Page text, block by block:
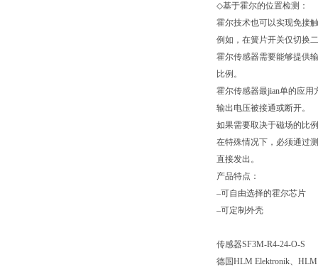
◇基于霍尔的位置检测：
霍尔技术也可以实现免接
例如，在簧片开关仅切换
霍尔传感器需要能够提供
比例。
霍尔传感器最jian单的应
输出电压被接通或断开。
如果需要取决于磁场的比
在特殊情况下，必须通过
直接发出。
产品特点：
–可自由选择的霍尔芯片
–可定制外壳
传感器SF3M-R4-24-O-S
德国HLM Elektronik、 HLM